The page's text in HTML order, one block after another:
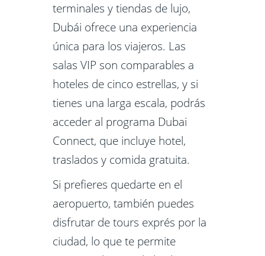
terminales y tiendas de lujo,
Dubái ofrece una experiencia
única para los viajeros. Las
salas VIP son comparables a
hoteles de cinco estrellas, y si
tienes una larga escala, podrás
acceder al programa Dubai
Connect, que incluye hotel,
traslados y comida gratuita.
Si prefieres quedarte en el
aeropuerto, también puedes
disfrutar de tours exprés por la
ciudad, lo que te permite